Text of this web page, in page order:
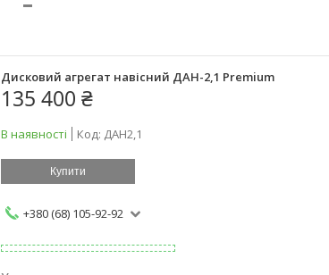
Дисковий агрегат навісний ДАН-2,1 Premium
135 400 ₴
В наявності Код: ДАН2,1
Купити
+380 (68) 105-92-92